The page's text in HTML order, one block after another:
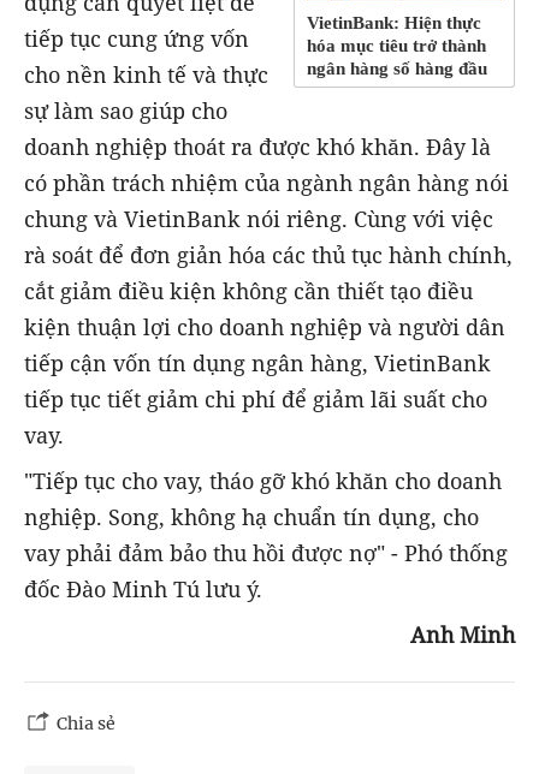
VietinBank: Hiện thực
hóa mục tiêu trở thành
ngân hàng số hàng đầu
tiếp tục cung ứng vốn
cho nền kinh tế và thực
sự làm sao giúp cho
doanh nghiệp thoát ra được khó khăn. Đây là
có phần trách nhiệm của ngành ngân hàng nói
chung và VietinBank nói riêng. Cùng với việc
rà soát để đơn giản hóa các thủ tục hành chính,
cắt giảm điều kiện không cần thiết tạo điều
kiện thuận lợi cho doanh nghiệp và người dân
tiếp cận vốn tín dụng ngân hàng, VietinBank
tiếp tục tiết giảm chi phí để giảm lãi suất cho
vay.
"Tiếp tục cho vay, tháo gỡ khó khăn cho doanh
nghiệp. Song, không hạ chuẩn tín dụng, cho
vay phải đảm bảo thu hồi được nợ" - Phó thống
đốc Đào Minh Tú lưu ý.
Anh Minh
Chia sẻ